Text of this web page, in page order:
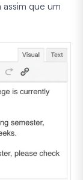
que um